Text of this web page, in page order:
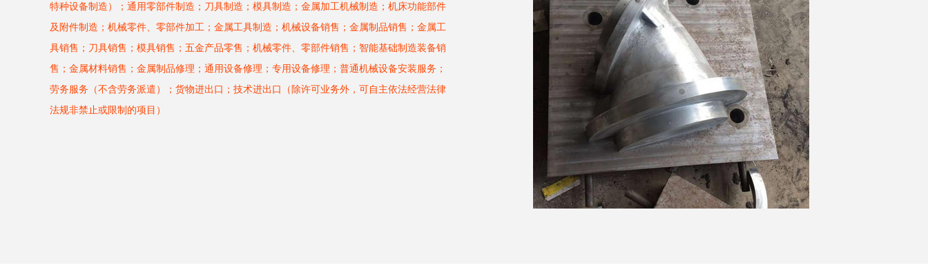
特种设备制造）；通用零部件制造；刀具制造；模具制造；金属加工机械制造；机床功能部件
及附件制造；机械零件、零部件加工；金属工具制造；机械设备销售；金属制品销售；金属工
具销售；刀具销售；模具销售；五金产品零售；机械零件、零部件销售；智能基础制造装备销
售；金属材料销售；金属制品修理；通用设备修理；专用设备修理；普通机械设备安装服务；
劳务服务（不含劳务派遣）；货物进出口；技术进出口（除许可业务外，可自主依法经营法律
法规非禁止或限制的项目）